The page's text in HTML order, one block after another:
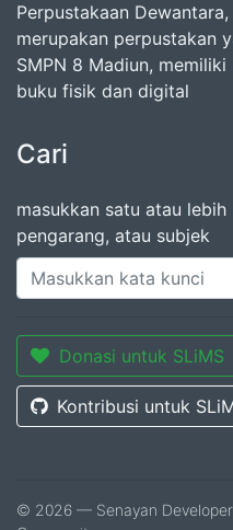
Perpustakaan
merupakan perpustakan
SMPN 8 Madiun,
buku fisik dan digital
Cari
masukkan satu atau
pengarang, atau subjek
Donasi untuk SLiMS
Kontribusi untuk
© 2026 — Senayan Developer